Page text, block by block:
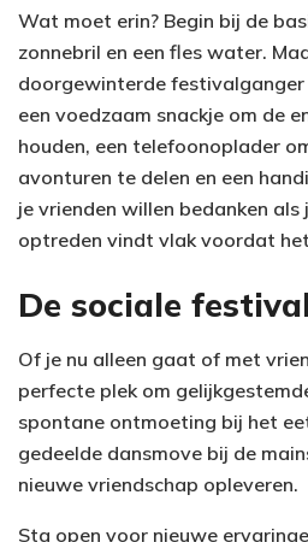
Wat moet erin? Begin bij de
zonnebril en een fles water.
doorgewinterde festivalganger
een voedzaam snackje om de
houden, een telefoonoplader
avonturen te delen en een
je vrienden willen bedanken
optreden vindt vlak voordat
De sociale
Of je nu alleen gaat of met
perfecte plek om
spontane ontmoeting bij het
gedeelde dansmove bij de
nieuwe vriendschap opleveren.
Sta open voor nieuwe